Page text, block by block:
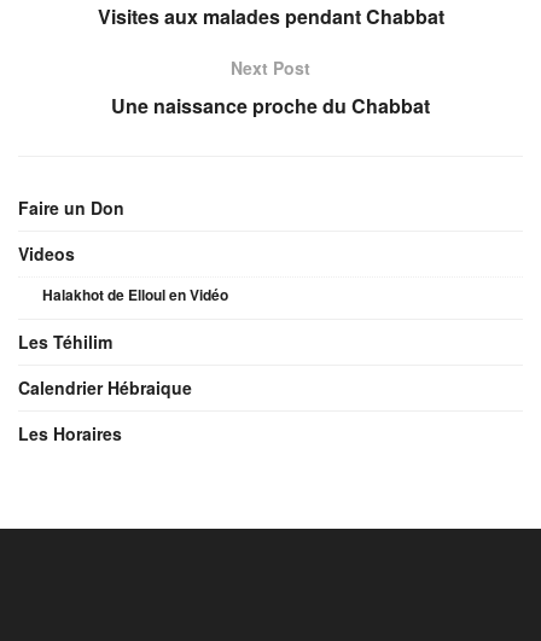
Visites aux malades pendant Chabbat
Next Post
Une naissance proche du Chabbat
Faire un Don
Videos
Halakhot de Elloul en Vidéo
Les Téhilim
Calendrier Hébraique
Les Horaires